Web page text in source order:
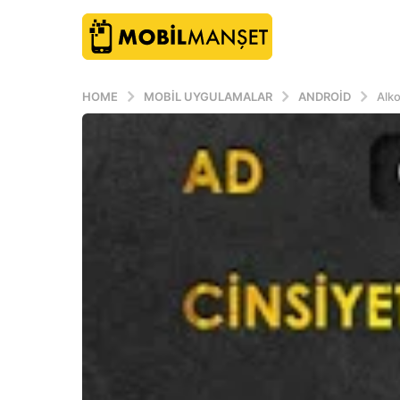
HOME MOBIL UYGULAMALAR ANDROID